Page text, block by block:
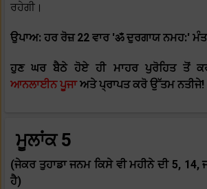
ਰਹੇਗੀ।
ਉਪਾਅ: ਹਰ ਰੋਜ਼ 22 ਵਾਰ 'ॐ ਦੁਰਗਾਯ ਨਮਹ:'
ਹੁਣ ਘਰ ਬੈਠੇ ਹੋਏ ਹੀ ਮਾਹਰ ਪੁਰੋਹਿਤ ਤੋਂ
ਆਨਲਾਈਨ ਪੂਜਾਅਤੇ ਪ੍ਰਾਪਤ ਕਰੋ ਉੱਤਮ ਨਤੀਜੇ!
ਮੂਲਾਂਕ 5
(ਜੇਕਰ ਤੁਹਾਡਾ ਜਨਮ ਕਿਸੇ ਵੀ ਮਹੀਨੇ ਦੀ 5,
ਹੈ)